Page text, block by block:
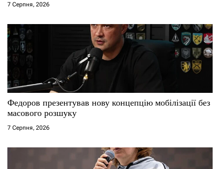
7 Серпня, 2026
Федоров презентував нову концепцію мобілізації без
масового розшуку
7 Серпня, 2026